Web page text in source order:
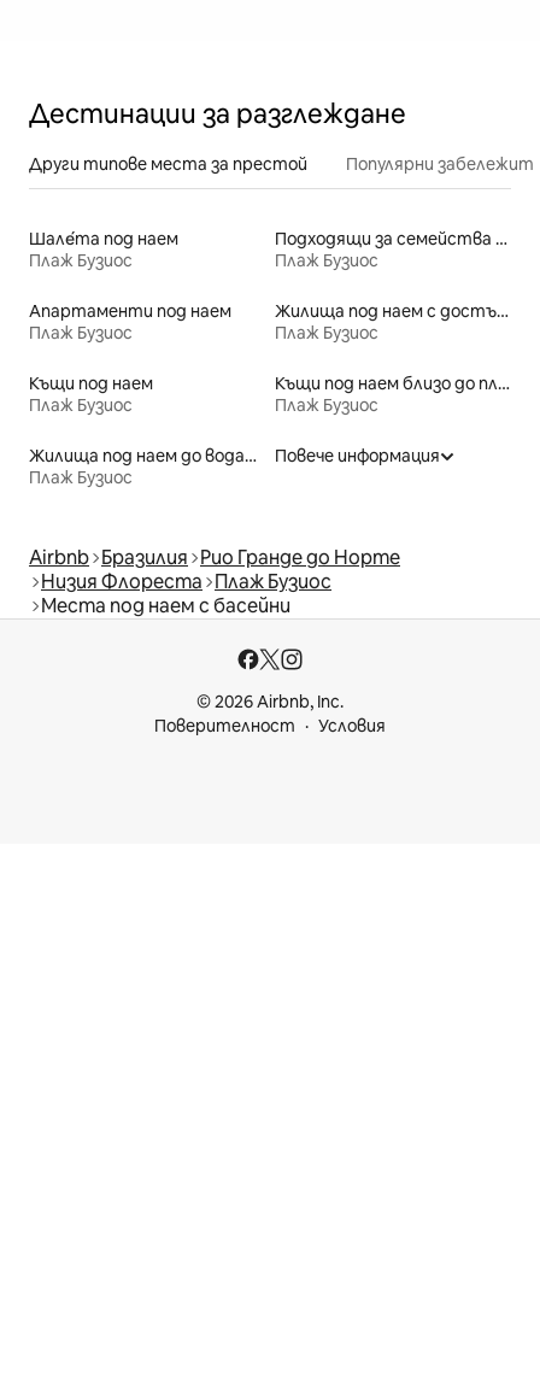
Дестинации за разглеждане
Други типове места за престой Популярни
Шале́та под наем
Плаж Бузиос
Подходящи за семейства места под наем
Плаж Бузиос
Апартаменти под наем
Плаж Бузиос
Жилища под наем с достъп до плажа
Плаж Бузиос
Къщи под наем
Плаж Бузиос
Къщи под наем близо до плажове
Плаж Бузиос
Жилища под наем до водата
Плаж Бузиос
Повече информация
Airbnb Бразилия Рио Гранде до Норте
Низия Флореста Плаж Бузиос
Места под наем с басейни
© 2026 Airbnb, Inc.
Поверителност
Условия